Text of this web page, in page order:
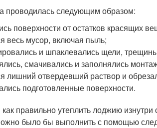
проводилась следующим образом:
поверхности от остатков красящих
весь мусор, включая пыль;
и шпаклевались щели,
смачивались и заполнялись
лишний отвердевший раствор и
подготовленные поверхности.
правильно утеплить лоджию
было бы выполнить с помощью